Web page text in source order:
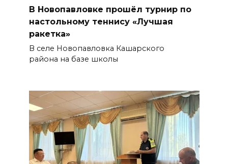
В Новопавловке прошёл турнир по
настольному теннису «Лучшая
ракетка»
В селе Новопавловка Кашарского
района на базе школы